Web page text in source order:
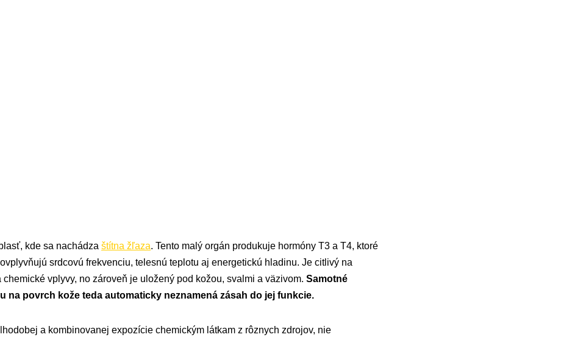
kde sa nachádza štítna žľaza. Tento malý orgán produkuje hormóny T3 a T4, ktoré
srdcovú frekvenciu, telesnú teplotu aj energetickú hladinu. Je citlivý na
chemické vplyvy, no zároveň je uložený pod kožou, svalmi a väzivom. Samotné
na povrch kože teda automaticky neznamená zásah do jej funkcie.
a kombinovanej expozície chemickým látkam z rôznych zdrojov, nie